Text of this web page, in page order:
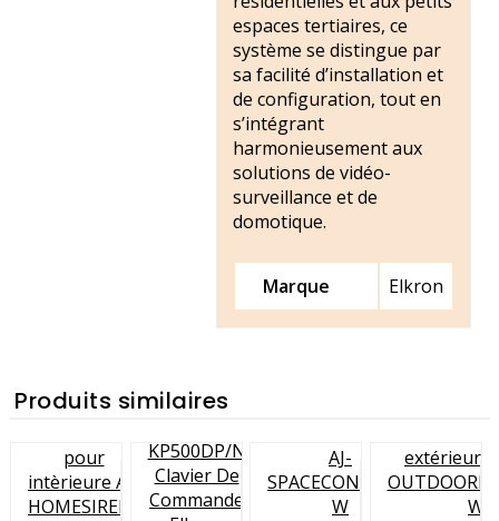
espaces tertiaires, ce
système se distingue par
sa facilité d’installation et
de configuration, tout en
s’intégrant
harmonieusement aux
solutions de vidéo-
surveillance et de
domotique.
Marque Elkron
Produits similaires